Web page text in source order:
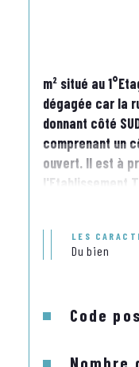
m² situé au
dégagée car la
donnant côté
comprenant un
ouvert. Il est à
l'Etablissement
entrée,
éléments haut
nuit et séjour
LES
Du bien
Code
Nombre